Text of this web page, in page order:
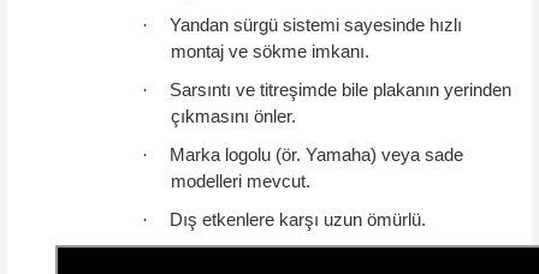
·
Yandan sürgü sistemi sayesinde hızlı
montaj ve sökme imkanı.
·
Sarsıntı ve titreşimde bile plakanın yerinden
çıkmasını önler.
·
Marka logolu (ör. Yamaha) veya sade
modelleri mevcut.
·
Dış etkenlere karşı uzun ömürlü.